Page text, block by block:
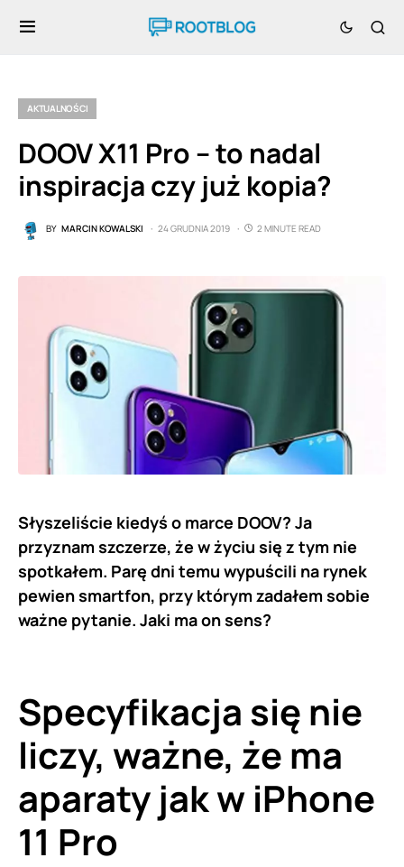
AKTUALNOŚCI
DOOV X11 Pro – to nadal
inspiracja czy już kopia?
BY MARCIN KOWALSKI 24 GRUDNIA 2019 2 MINUTE READ
Słyszeliście kiedyś o marce DOOV? Ja
przyznam szczerze, że w życiu się z tym nie
spotkałem. Parę dni temu wypuścili na rynek
pewien smartfon, przy którym zadałem sobie
ważne pytanie. Jaki ma on sens?
Specyfikacja się nie
liczy, ważne, że ma
aparaty jak w iPhone
11 Pro